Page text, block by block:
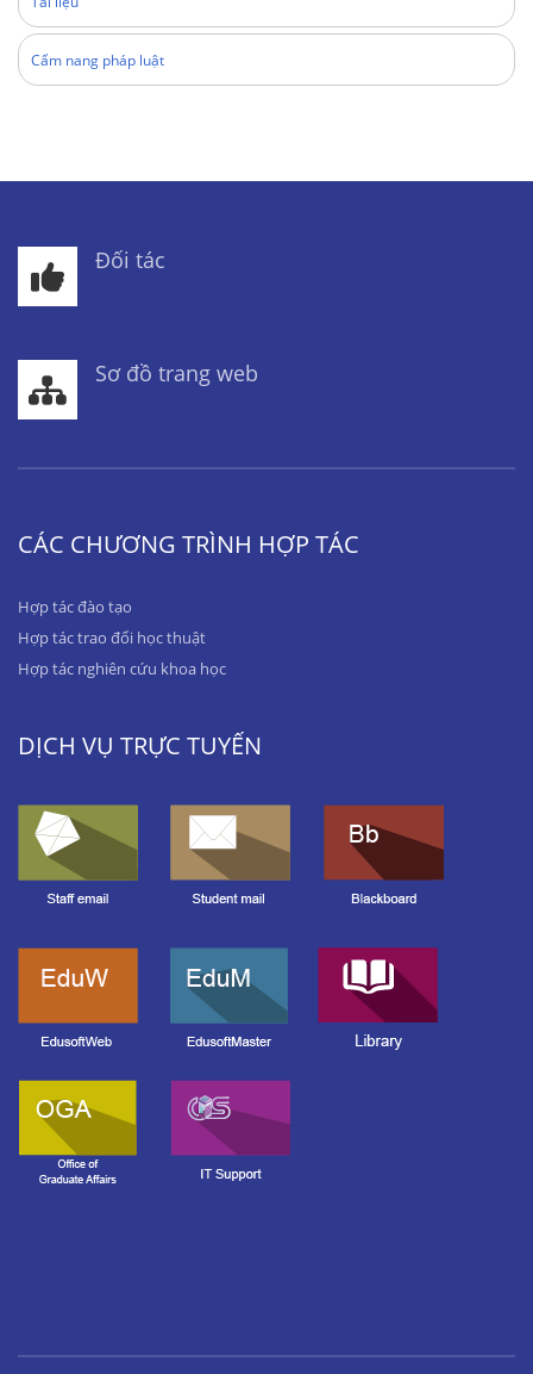
Cẩm nang pháp luật
Đối tác
Sơ đồ trang web
CÁC CHƯƠNG TRÌNH HỢP TÁC
Hợp tác đào tạo
Hợp tác trao đổi học thuật
Hợp tác nghiên cứu khoa học
DỊCH VỤ TRỰC TUYẾN